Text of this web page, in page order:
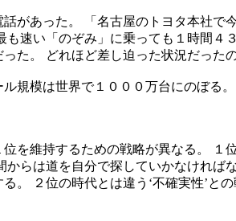
があった。 「名古屋のトヨタ本社で
速い「のぞみ」に乗っても１時間
た。 どれほど差し迫った状況だったの
規模は世界で１０００万台にのぼる
を維持するための戦略が異なる。
らは道を自分で探していかなけれ
。 ２位の時代とは違う‘不確実性’との